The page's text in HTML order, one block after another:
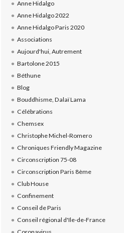
Anne Hidalgo
Anne Hidalgo 2022
Anne Hidalgo Paris 2020
Associations
Aujourd'hui, Autrement
Bartolone 2015
Béthune
Blog
Bouddhisme, Dalaï Lama
Célébrations
Chemsex
Christophe Michel-Romero
Chroniques Friendly Magazine
Circonscription 75-08
Circonscription Paris 8ème
Club House
Confinement
Conseil de Paris
Conseil régional d'Ile-de-France